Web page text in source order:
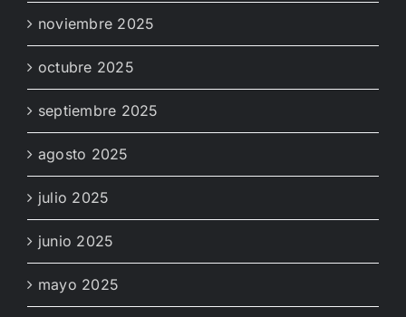
noviembre 2025
octubre 2025
septiembre 2025
agosto 2025
julio 2025
junio 2025
mayo 2025